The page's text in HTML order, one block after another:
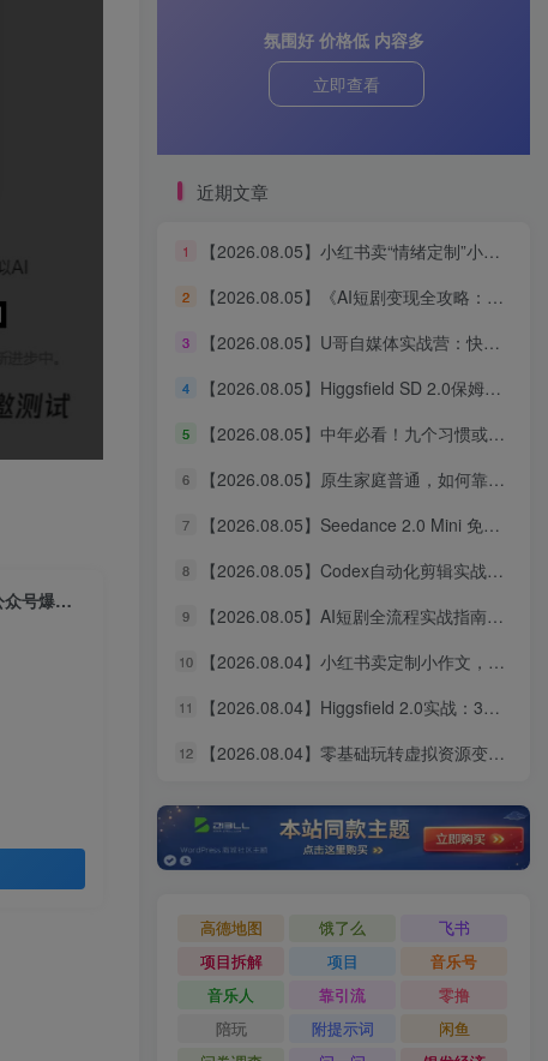
【2025.5.9】10分钟一篇爆文，百分百 AI率=0，用deepseek轻松玩转公众号爆文项目
氛围好 价格低 内容多
立即查看
近期文章
1 【2026.08.05】小红书卖“情绪定制”小服务，客单价6.88-14.88，227天狂出2万+单，净赚13万+
2 【2026.08.05】《AI短剧变现全攻略：婆媳题材引爆女性流量，四大变现路径一次打通》
3 【2026.08.05】U哥自媒体实战营：快速起号、引爆流量、打造爆款内容能力
4 【2026.08.05】Higgsfield SD 2.0保姆级教程：3分钟真人AI影视剧从0到1完整实操
5 【2026.08.05】中年必看！九个习惯或能助你更长寿
6 【2026.08.05】原生家庭普通，如何靠个人努力实现阶层跃升？这几点建议值得收藏
7 【2026.08.05】Seedance 2.0 Mini 免费无限用：10秒视频、9图+3音频全解锁！
8 【2026.08.05】Codex自动化剪辑实战：DeepSeek V4 Pro多API联动，图文成片Skill全流程拆解
9 【2026.08.05】AI短剧全流程实战指南：从爆款拆解到成片交付，掌握高效工作流与审美进阶秘籍
10 【2026.08.04】小红书卖定制小作文，9.9元一单狂卖1万+，普通人的轻资产搞钱路子
11 【2026.08.04】Higgsfield 2.0实战：3分钟真人AI影视剧全流程拆解，14天无限生成秘籍
12 【2026.08.04】零基础玩转虚拟资源变现：四大赛道实操指南，手把手教你搭建个人盈利体系
高德地图 饿了么
飞书
项目拆解
项目
音乐号
音乐人
靠引流
零撸
陪玩
附提示词
闲鱼